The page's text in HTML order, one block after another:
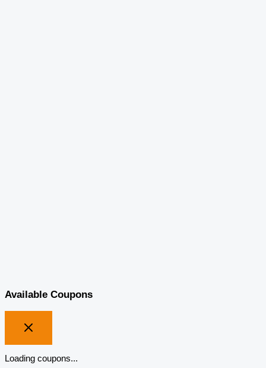
Available Coupons
Loading coupons...